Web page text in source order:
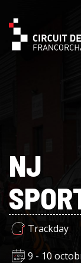
NJ
Trackday
9 - 10